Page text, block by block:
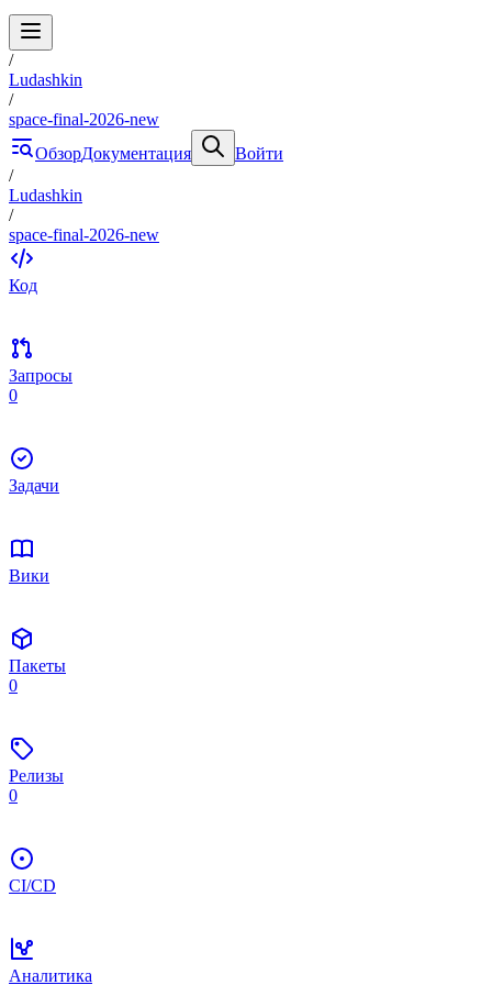
/
Ludashkin
/
space-final-2026-new
ОбзорДокументация
Войти
/
Ludashkin
/
space-final-2026-new
Код
Запросы
0
Задачи
Вики
Пакеты
0
Релизы
0
CI/CD
Аналитика